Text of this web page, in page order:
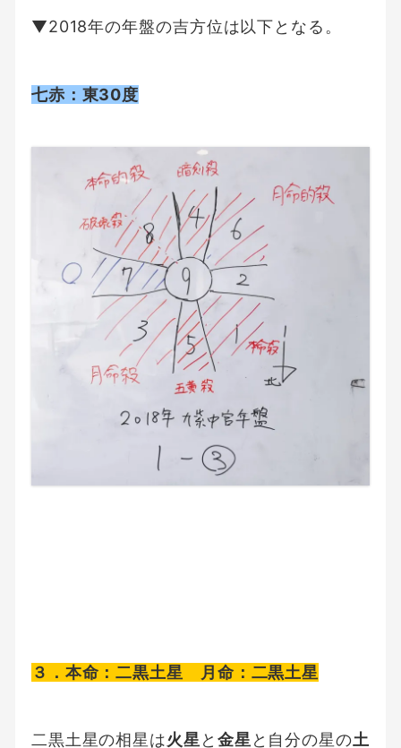
▼2018年の年盤の吉方位は以下となる。
七赤：東30度
３．本命：二黒土星 月命：二黒土星
二黒土星の相星は火星と 金星と自分の星の土